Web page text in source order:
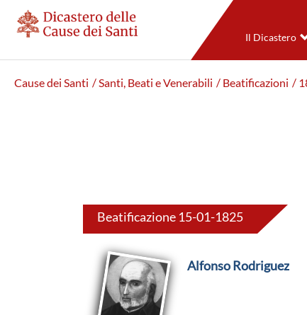
Il Dicastero
Cause dei Santi / Santi, Beati e Venerabili / Beatificazioni /
Beatificazione 15-01-1825
Alfonso Rodriguez